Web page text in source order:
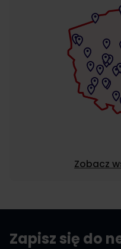
Zobacz
Zapisz się do